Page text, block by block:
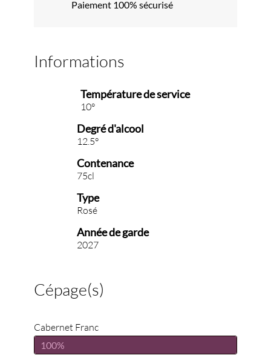
Paiement 100% sécurisé
Informations
Température de service
10°
Degré d'alcool
12.5°
Contenance
75cl
Type
Rosé
Année de garde
2027
Cépage(s)
Cabernet Franc
100%